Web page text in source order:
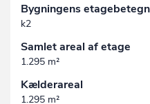
Bygningens
k2
Samlet areal af etage
1.295 m²
Kælderareal
1.295 m²